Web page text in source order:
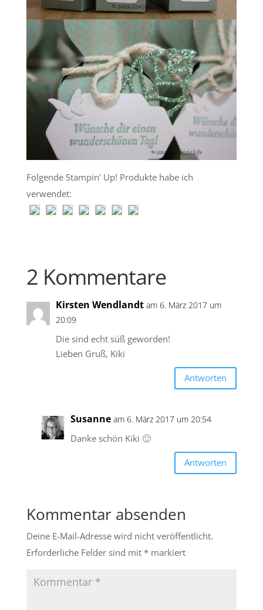
Folgende Stampin' Up! Produkte habe ich
verwendet:
2 Kommentare
Kirsten Wendlandt am 6. März 2017 um
20:09
Die sind echt süß geworden!
Lieben Gruß, Kiki
Antworten
Susanne am 6. März 2017 um 20:54
Danke schön Kiki 🙂
Antworten
Kommentar absenden
Deine E-Mail-Adresse wird nicht veröffentlicht.
Erforderliche Felder sind mit *markiert